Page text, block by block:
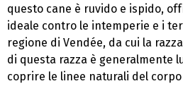
questo cane è ruvido e ispido,
ideale contro le intemperie e i
regione di Vendée, da cui la
di questa razza è generalmente
coprire le linee naturali del